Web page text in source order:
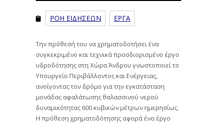
ΡΟΗ ΕΙΔΗΣΕΩΝ ΕΡΓΑ
Την πρόθεσή του να χρηματοδοτήσει ένα
συγκεκριμένο και τεχνικά προσδιορισμένο έργο
υδροδότησης στη Χώρα Άνδρου γνωστοποιεί το
Υπουργείο Περιβάλλοντος και Ενέργειας,
ανοίγοντας τον δρόμο για την εγκατάσταση
μονάδας αφαλάτωσης θαλασσινού νερού
δυναμικότητας 600 κυβικών μέτρων ημερησίως.
Η πρόθεση χρηματοδότησης αφορά ένα έργο